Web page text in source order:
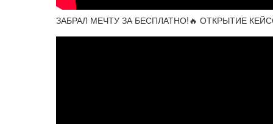
ЗАБРАЛ МЕЧТУ ЗА БЕСПЛАТНО!🔥 ОТКРЫТИЕ